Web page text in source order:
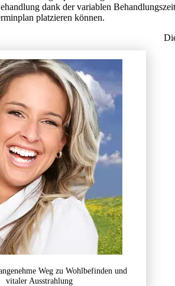
dank der variablen Behandlungszeit
platzieren können.
Weg zu Wohlbefinden und
vitaler Ausstrahlung